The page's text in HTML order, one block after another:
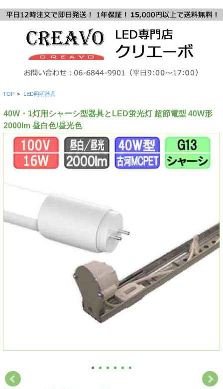
TOP > LED照明器具
40W・1灯用シャーシ型器具とLED蛍光灯 超節電型 40W形
2000lm 昼白色/昼光色